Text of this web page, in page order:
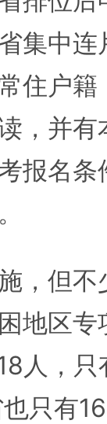
集中
住户
，并
报名
但不
地区
人，
只有